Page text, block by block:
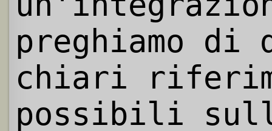
preghiamo
chiari
possibili